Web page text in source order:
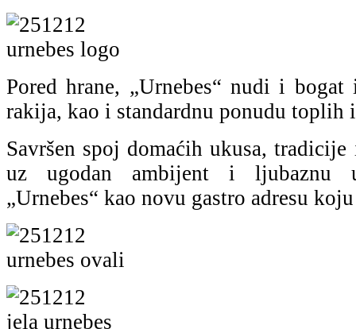
Pored hrane, „Urnebes“ nudi i
rakija, kao i standardnu ponudu toplih
Savršen spoj domaćih ukusa,
uz ugodan ambijent i ljubaznu
„Urnebes“ kao novu gastro adresu